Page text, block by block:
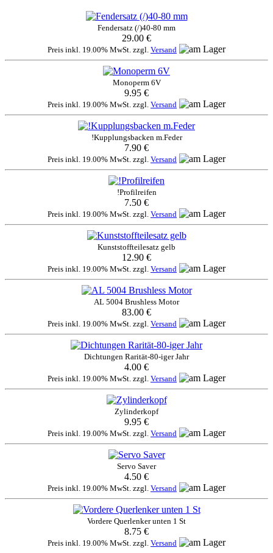
Fendersatz (/)40-80 mm
29.00 €
Preis inkl. 19.00% MwSt. zzgl. Versand
Monoperm 6V
9.95 €
Preis inkl. 19.00% MwSt. zzgl. Versand
!Kupplungsbacken m.Feder
7.90 €
Preis inkl. 19.00% MwSt. zzgl. Versand
!Profilreifen
7.50 €
Preis inkl. 19.00% MwSt. zzgl. Versand
Kunststoffteilesatz gelb
12.90 €
Preis inkl. 19.00% MwSt. zzgl. Versand
AL 5004 Brushless Motor
83.00 €
Preis inkl. 19.00% MwSt. zzgl. Versand
Dichtungen Rarität-80-iger Jahr
4.00 €
Preis inkl. 19.00% MwSt. zzgl. Versand
Zylinderkopf
9.95 €
Preis inkl. 19.00% MwSt. zzgl. Versand
Servo Saver
4.50 €
Preis inkl. 19.00% MwSt. zzgl. Versand
Vordere Querlenker unten 1 St
8.75 €
Preis inkl. 19.00% MwSt. zzgl. Versand